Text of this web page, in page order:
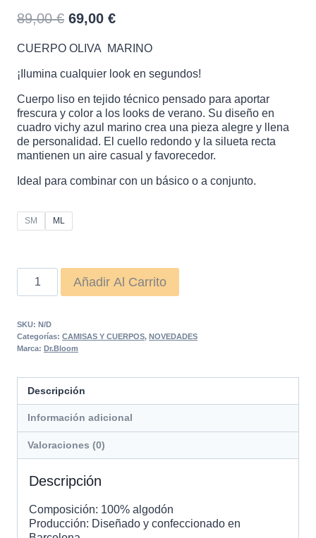
89,00€ El
original
era:
89,00 €.
69,00 €El
actual
es:
69,00 €.
CUERPO OLIVA MARINO
¡Ilumina cualquier look en segundos!
Cuerpo liso en tejido técnico pensado para aportar
frescura y color a los looks de verano. Su diseño en
cuadro vichy azul marino crea una pieza alegre y llena
de personalidad. El cuello redondo y la silueta recta
mantienen un aire casual y favorecedor.
Ideal para combinar con un básico o a conjunto.
SM ML
CUERPO
OLIVA
cantidad
Añadir Al Carrito
SKU: N/D
Categorías: CAMISAS Y CUERPOS, NOVEDADES
Marca: Dr.Bloom
Descripción
Información adicional
Valoraciones (0)
Descripción
Composición: 100% algodón
Producción: Diseñado y confeccionado en